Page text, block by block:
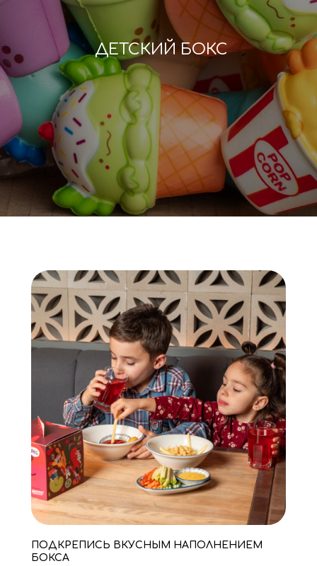
ДЕТСКИЙ БОКС
ПОДКРЕПИСЬ ВКУСНЫМ НАПОЛНЕНИЕМ
БОКСА